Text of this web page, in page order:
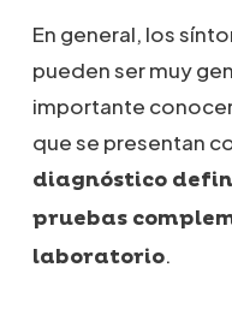
En general, los
pueden ser muy
importante
que se presentan
diagnóstico
pruebas
laboratorio.